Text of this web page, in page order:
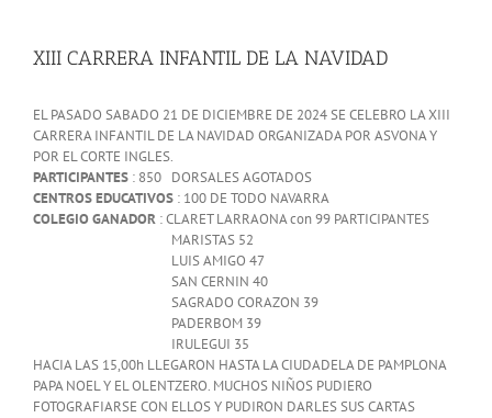
Image
XIII CARRERA INFANTIL DE LA NAVIDAD
EL PASADO SABADO 21 DE DICIEMBRE DE 2024 SE CELEBRO LA XIII
CARRERA INFANTIL DE LA NAVIDAD ORGANIZADA POR ASVONA Y
POR EL CORTE INGLES.
PARTICIPANTES : 850 DORSALES AGOTADOS
CENTROS EDUCATIVOS : 100 DE TODO NAVARRA
COLEGIO GANADOR : CLARET LARRAONA con 99 PARTICIPANTES
MARISTAS 52
LUIS AMIGO 47
SAN CERNIN 40
SAGRADO CORAZON 39
PADERBOM 39
IRULEGUI 35
HACIA LAS 15,00h LLEGARON HASTA LA CIUDADELA DE PAMPLONA
PAPA NOEL Y EL OLENTZERO. MUCHOS NIÑOS PUDIERO
FOTOGRAFIARSE CON ELLOS Y PUDIRON DARLES SUS CARTAS